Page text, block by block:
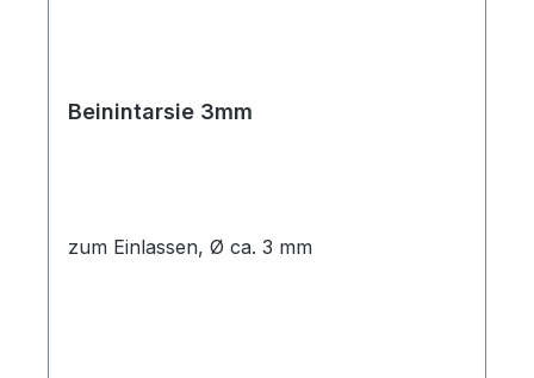
Beinintarsie 3mm
zum Einlassen, Ø ca. 3 mm